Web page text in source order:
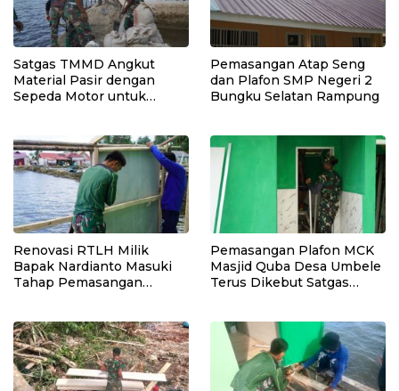
Satgas TMMD Angkut
Material Pasir dengan
Sepeda Motor untuk
Pemasangan Atap Seng
dan Plafon SMP Negeri 2
Bungku Selatan Rampung
Renovasi RTLH Milik
Bapak Nardianto Masuki
Tahap Pemasangan
Pemasangan Plafon MCK
Masjid Quba Desa Umbele
Terus Dikebut Satgas